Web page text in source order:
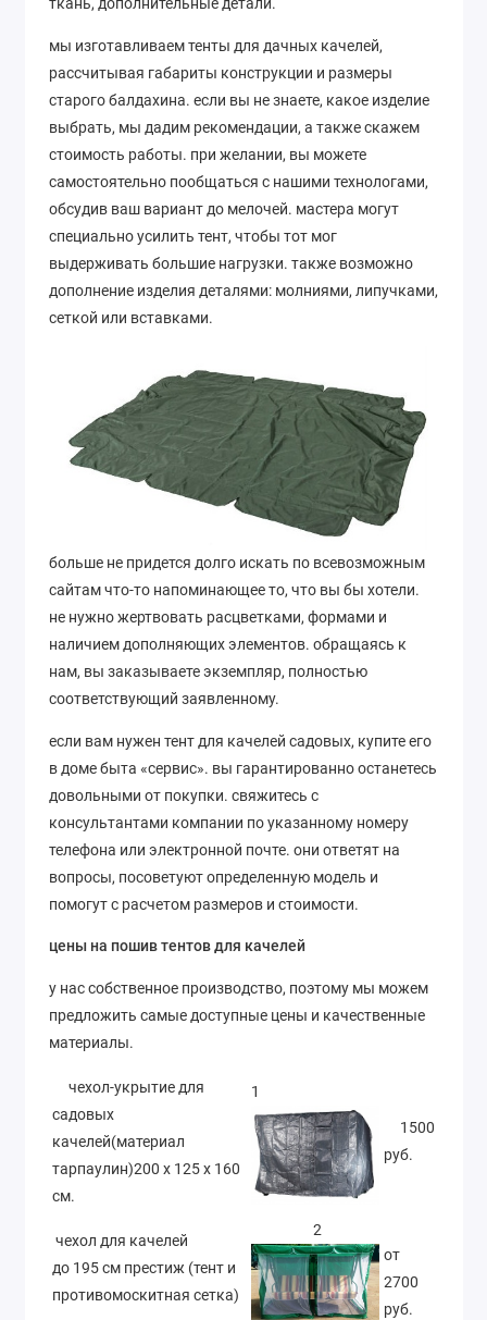
ткань, дополнительные детали.
мы изготавливаем тенты для дачных качелей,
рассчитывая габариты конструкции и размеры
старого балдахина. если вы не знаете, какое изделие
выбрать, мы дадим рекомендации, а также скажем
стоимость работы. при желании, вы можете
самостоятельно пообщаться с нашими технологами,
обсудив ваш вариант до мелочей. мастера могут
специально усилить тент, чтобы тот мог
выдерживать большие нагрузки. также возможно
дополнение изделия деталями: молниями, липучками,
сеткой или вставками.
больше не придется долго искать по всевозможным
сайтам что-то напоминающее то, что вы бы хотели.
не нужно жертвовать расцветками, формами и
наличием дополняющих элементов. обращаясь к
нам, вы заказываете экземпляр, полностью
соответствующий заявленному.
если вам нужен тент для качелей садовых, купите его
в доме быта «сервис». вы гарантированно останетесь
довольными от покупки. свяжитесь с
консультантами компании по указанному номеру
телефона или электронной почте. они ответят на
вопросы, посоветуют определенную модель и
помогут с расчетом размеров и стоимости.
цены на пошив тентов для качелей
у нас собственное производство, поэтому мы можем
предложить самые доступные цены и качественные
материалы.
чехол-укрытие для
садовых
качелей(материал
тарпаулин)200 х 125 х 160
см.
1
1500
руб.
чехол для качелей
до 195 см престиж (тент и
противомоскитная сетка)
2
от
2700
руб.